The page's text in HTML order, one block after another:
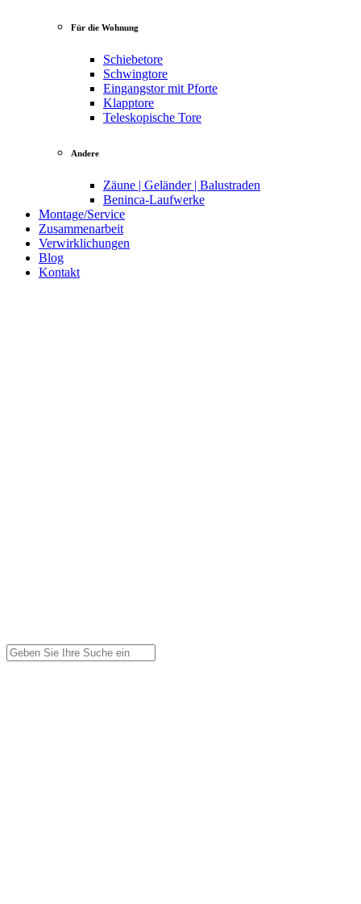
Für die Wohnung
Schiebetore
Schwingtore
Eingangstor mit Pforte
Klapptore
Teleskopische Tore
Andere
Zäune | Geländer | Balustraden
Beninca-Laufwerke
Montage/Service
Zusammenarbeit
Verwirklichungen
Blog
Kontakt